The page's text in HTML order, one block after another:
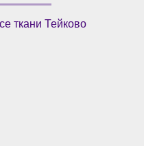
ткани Тейково